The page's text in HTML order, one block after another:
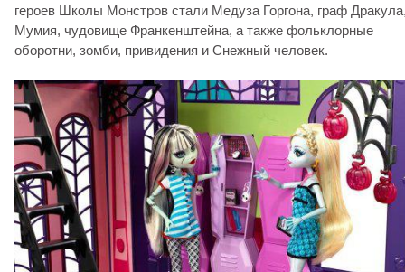
героев Школы Монстров стали Медуза Горгона, граф
Мумия, чудовище Франкенштейна, а также фольклорные
оборотни, зомби, привидения и Снежный человек.